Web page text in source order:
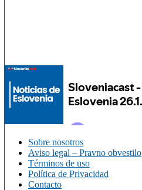
Sobre nosotros
Aviso legal – Pravno obvestilo
Términos de uso
Política de Privacidad
Contacto